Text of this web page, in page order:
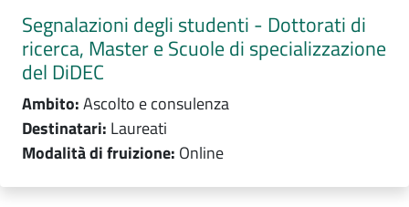
Segnalazioni degli studenti - Dottorati di
ricerca, Master e Scuole di specializzazione
del DiDEC
Ambito:Ascolto e consulenza
Destinatari: Laureati
Modalità di fruizione: Online